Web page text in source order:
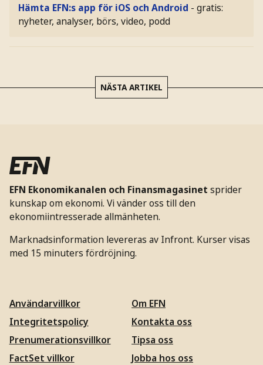
Hämta EFN:s app för iOS och Android - gratis:
nyheter, analyser, börs, video, podd
NÄSTA ARTIKEL
EFN Ekonomikanalen och Finansmagasinet sprider
kunskap om ekonomi. Vi vänder oss till den
ekonomiintresserade allmänheten.
Marknadsinformation levereras av Infront. Kurser visas
med 15 minuters fördröjning.
Användarvillkor
Integritetspolicy
Prenumerationsvillkor
FactSet villkor
Om EFN
Kontakta oss
Tipsa oss
Jobba hos oss